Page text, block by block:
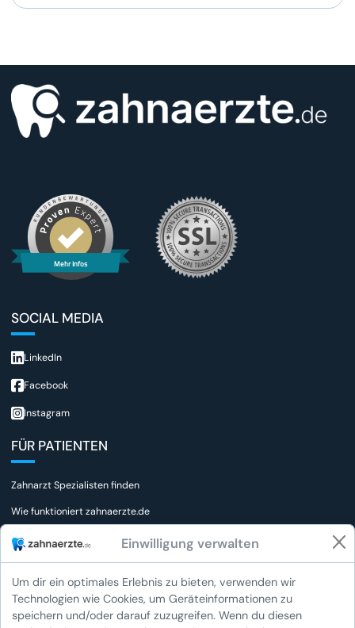
Mehr Infos
SOCIAL MEDIA
LinkedIn
Facebook
Instagram
FÜR PATIENTEN
Zahnarzt Spezialisten finden
Wie funktioniert zahnaerzte.de
FAQs für Patienten
Wie bewerte ich einen Zahnarzt
Zahnärztlicher Notdienst
FÜR ZAHNÄRZTE
Einwilligung verwalten
Um dir ein optimales Erlebnis zu bieten, verwenden wir
Technologien wie Cookies, um Geräteinformationen zu
speichern und/oder darauf zuzugreifen. Wenn du diesen